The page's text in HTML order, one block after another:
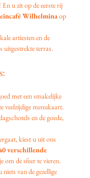
! En u zit op de eerste rij
Wilhelmina op
artiesten en de
uitgestrekte terras.
met een smakelijke
veelzijdige menukaart.
en de goede,
kiest u uit ons
verschillende
om de sfeer te vieren.
van de gezellige